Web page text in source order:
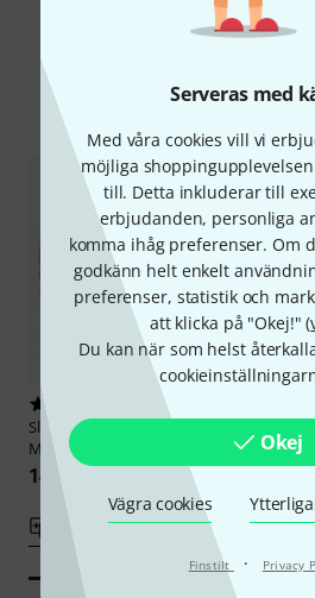
Serveras med
Med våra cookies vill vi
möjliga
till. Detta inkluderar till
erbjudanden, personliga
komma ihåg preferenser. Om
godkänn helt enkelt
preferenser, statistik och
att klicka på "Okej!" (
Du kan när som helst
Okej
Vägra cookies
Finstilt · Privacy
Jämför
Slingerland
Maple BDP
14 490 kr
Jämför
Snare
9